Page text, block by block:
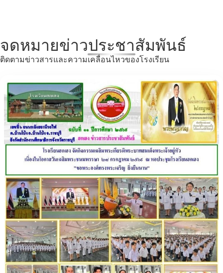
จดหมายข่าวประชาสัมพันธ์
ติดตามข่าวสารและความเคลื่อนไหวของโรงเรียน